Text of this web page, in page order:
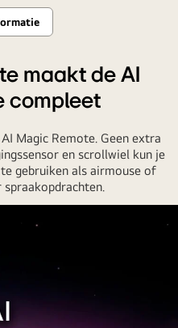
maakt de AI
compleet
Magic Remote. Geen extra
en scrollwiel kun je
gebruiken als airmouse of